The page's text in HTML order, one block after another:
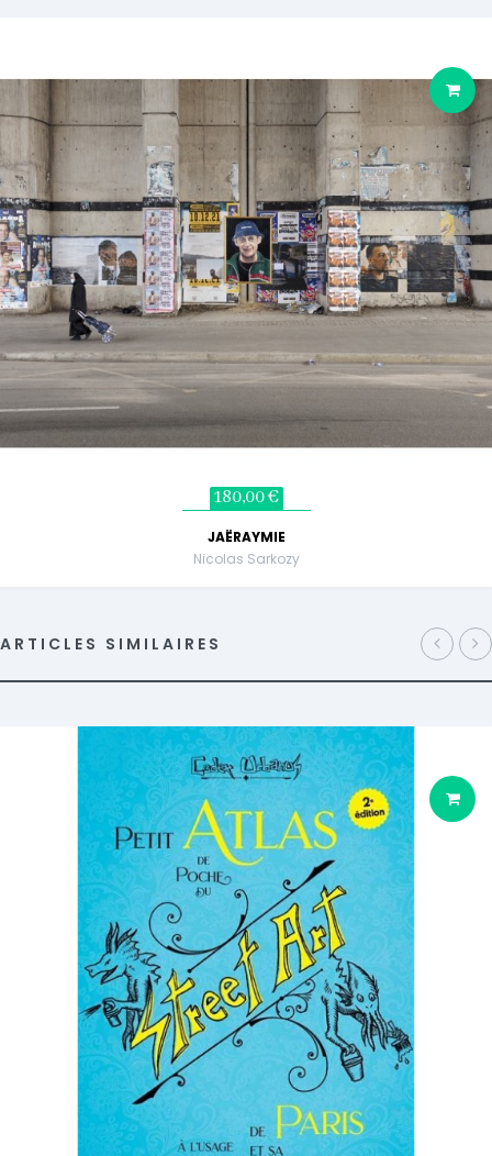
180,00 €
JAËRAYMIE
Nicolas Sarkozy
ARTICLES SIMILAIRES